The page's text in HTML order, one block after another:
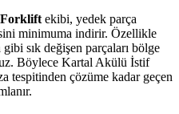
ekibi, yedek parça
minimuma indirir. Özellikle
sık değişen parçaları bölge
Böylece Kartal Akülü İstif
tespitinden çözüme kadar geçen